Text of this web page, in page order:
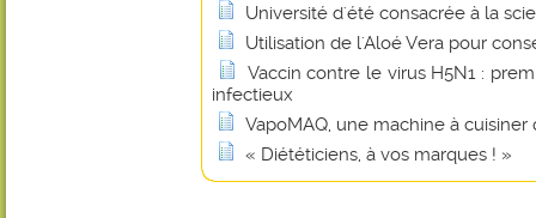
Université d'été consacrée à la
Utilisation de l'Aloé Vera pour
Vaccin contre le virus H5N1 :
infectieux
VapoMAQ, une machine à
« Diététiciens, à vos marques ! »